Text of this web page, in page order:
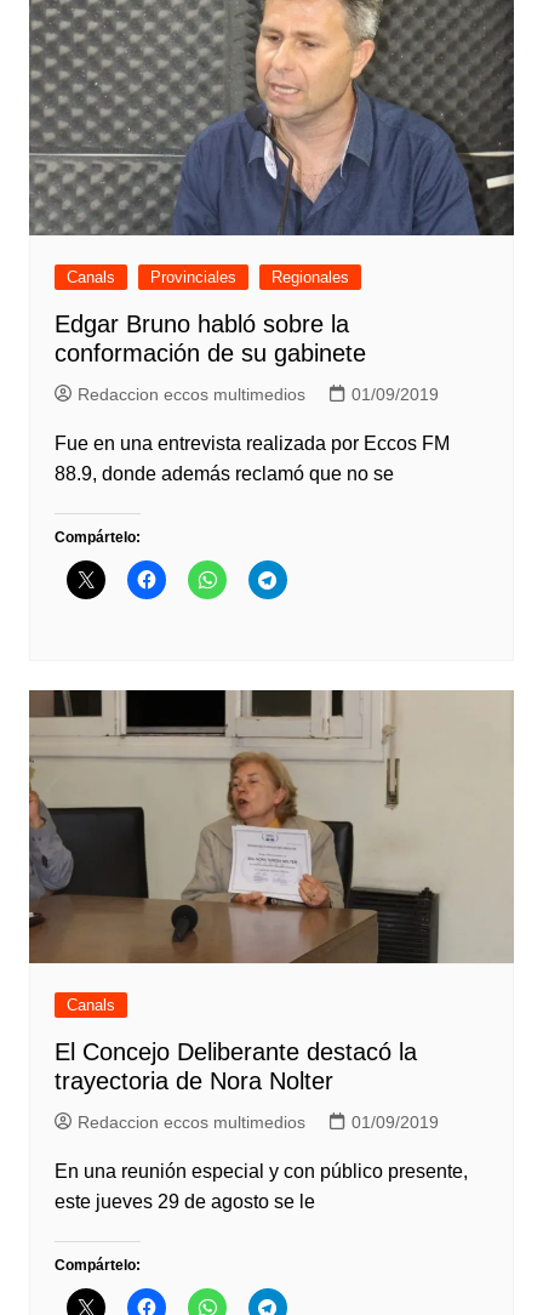
Canals Provinciales Regionales
Edgar Bruno habló sobre la
conformación de su gabinete
Redaccion eccos multimedios 01/09/2019
Fue en una entrevista realizada por Eccos FM
88.9, donde además reclamó que no se
Compártelo:
Canals
El Concejo Deliberante destacó la
trayectoria de Nora Nolter
Redaccion eccos multimedios 01/09/2019
En una reunión especial y con público presente,
este jueves 29 de agosto se le
Compártelo: